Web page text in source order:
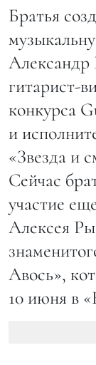
Братья
Александр
гитарист-
конкурса
и
«Звезда и
Сейчас
участие
Алексея
Авось»,
10 июня в